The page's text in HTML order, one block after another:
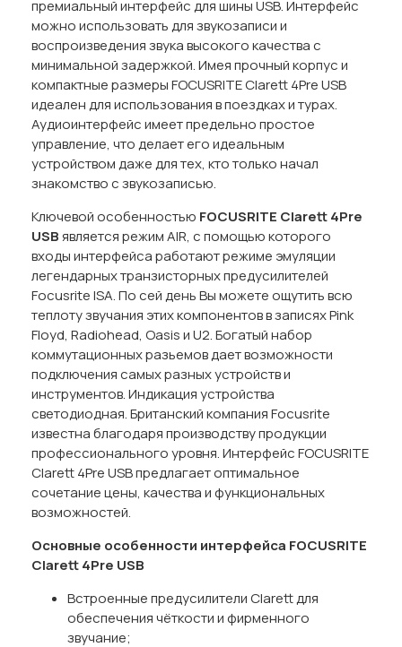
премиальный интерфейс для шины USB. Интерфейс
можно использовать для звукозаписи и
воспроизведения звука высокого качества с
минимальной задержкой. Имея прочный корпус и
компактные размеры FOCUSRITE Clarett 4Pre USB
идеален для использования в поездках и турах.
Аудиоинтерфейс имеет предельно простое
управление, что делает его идеальным
устройством даже для тех, кто только начал
знакомство с звукозаписью.
Ключевой особенностью FOCUSRITE Clarett 4Pre
USBявляется режим AIR, с помощью которого
входы интерфейса работают режиме эмуляции
легендарных транзисторных предусилителей
Focusrite ISA. По сей день Вы можете ощутить всю
теплоту звучания этих компонентов в записях Pink
Floyd, Radiohead, Oasis и U2. Богатый набор
коммутационных разьемов дает возможности
подключения самых разных устройств и
инструментов. Индикация устройства
светодиодная. Британский компания Focusrite
известна благодаря производству продукции
профессионального уровня. Интерфейс FOCUSRITE
Clarett 4Pre USB предлагает оптимальное
сочетание цены, качества и функциональных
возможностей.
Основные особенности интерфейса FOCUSRITE
Clarett 4Pre USB
Встроенные предусилители Clarett для
обеспечения чёткости и фирменного
звучание;